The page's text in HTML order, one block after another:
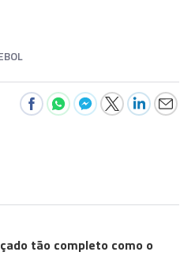
tão completo como o